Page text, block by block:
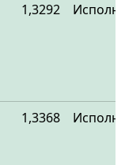
1,3292
1,3368